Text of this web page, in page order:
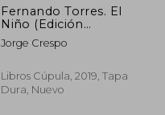
Fernando Torres. El
Niño (Edición
Actualizada): Mis
Mejores Momentos
(Hobbies)
Jorge Crespo
Libros Cúpula, 2019, Tapa
Dura, Nuevo